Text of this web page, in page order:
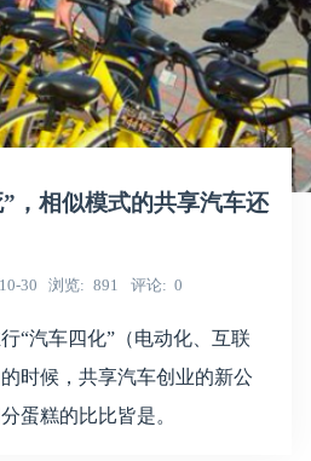
，相似模式的共享汽车还
30 浏览 891 评论 0
“汽车四化”（电动化、互联
时候，共享汽车创业的新公
蛋糕的比比皆是。